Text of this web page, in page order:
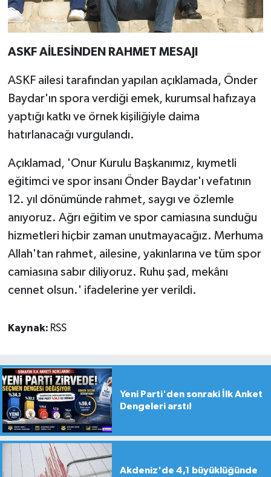
ASKF AİLESİNDEN RAHMET MESAJI
ASKF ailesi tarafından yapılan açıklamada, Önder
Baydar'ın spora verdiği emek, kurumsal hafızaya
yaptığı katkı ve örnek kişiliğiyle daima
hatırlanacağı vurgulandı.
Açıklamad, 'Onur Kurulu Başkanımız, kıymetli
eğitimci ve spor insanı Önder Baydar'ı vefatının
12. yıl dönümünde rahmet, saygı ve özlemle
anıyoruz. Ağrı eğitim ve spor camiasına sunduğu
hizmetleri hiçbir zaman unutmayacağız. Merhuma
Allah'tan rahmet, ailesine, yakınlarına ve tüm spor
camiasına sabır diliyoruz. Ruhu şad, mekânı
cennet olsun.' ifadelerine yer verildi.
Kaynak: RSS
Yeni Parti'den sonraki İlk Anket
Dengeleri arstı!
Akdeniz'de 4,1 büyüklüğünde